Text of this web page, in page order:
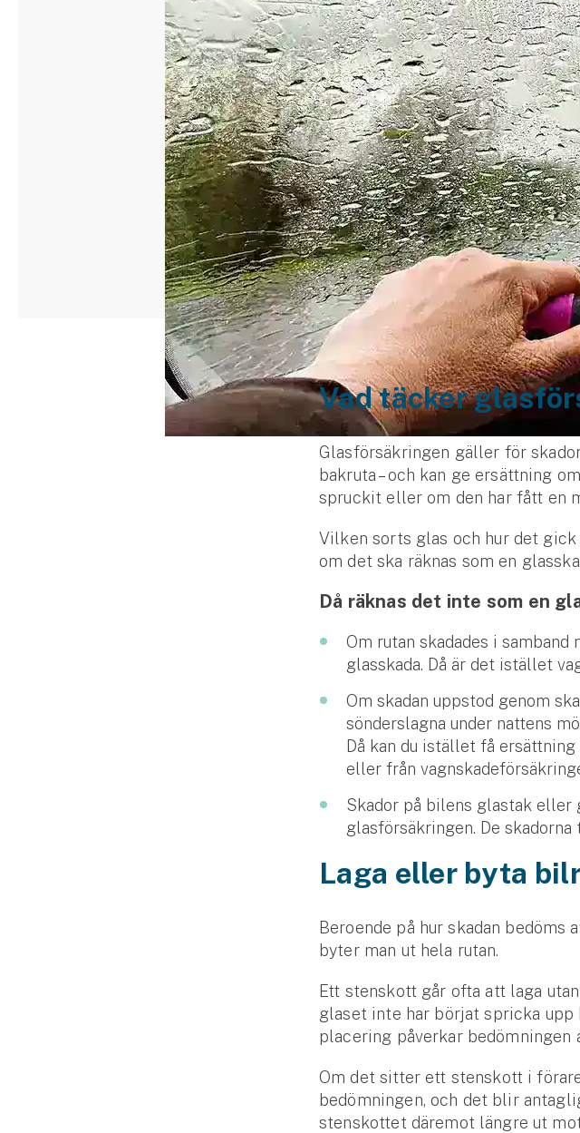
Vattenskoterförsäkring
Jakthundsförsäkring
Se
Vad täcker
Glasförsäkringen gäller för
bakruta – och kan ge ersättning
spruckit eller om den har fått en
Vilken sorts glas och hur det
om det ska räknas som en
Då räknas det inte som en
Om rutan skadades i
glasskada. Då är det istället
Om skadan uppstod genom
sönderslagna under nattens
Då kan du istället få
eller från
Skador på bilens glastak
glasförsäkringen. De
Laga eller byta
Beroende på hur skadan bedöms
byter man ut hela rutan.
Ett stenskott går ofta att laga
glaset inte har börjat spricka upp
placering påverkar bedömningen
Om det sitter ett stenskott i
bedömningen, och det blir
stenskottet däremot längre ut